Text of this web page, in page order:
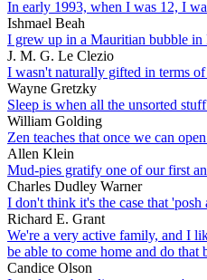
In early 1993, when I was 12, I
Ishmael Beah
I grew up in a Mauritian bubble
J. M. G. Le Clezio
I wasn't naturally gifted in terms
Wayne Gretzky
Sleep is when all the unsorted
William Golding
Zen teaches that once we can
Allen Klein
Mud-pies gratify one of our first
Charles Dudley Warner
I don't think it's the case that
Richard E. Grant
We're a very active family, and I
be able to come home and do
Candice Olson